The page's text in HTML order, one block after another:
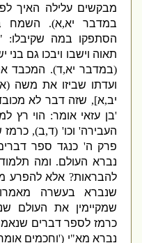
מבקשים עלילה האיך
במדבר יא
,א).השמח
הסתפקו במה שקיבלו: "
תאוה וישבו ויבכו גם בני
במדבר יא ,ד).המכבד את
ועדתו שביזו את משה(או
,א],שזה דבר לא מכובד
בן עזאיאומר:הוי רץ
העבירה'וכו' (ד ,ב),כרמז
פרק ה 'כנגד ספר דברים
נברא העולם.ומה תלמוד
להבראות?אלא להפרע מן
שנברא בעשרה מאמרות
שמקיימין את העולם
כרמז לספר דברים
נברא מא"י('וחכמים